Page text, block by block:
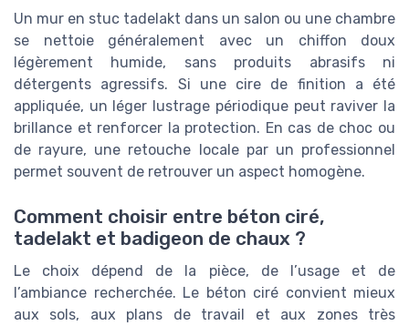
Un mur en stuc tadelakt dans un salon ou une chambre
se nettoie généralement avec un chiffon doux
légèrement humide, sans produits abrasifs ni
détergents agressifs. Si une cire de finition a été
appliquée, un léger lustrage périodique peut raviver la
brillance et renforcer la protection. En cas de choc ou
de rayure, une retouche locale par un professionnel
permet souvent de retrouver un aspect homogène.
Comment choisir entre béton ciré,
tadelakt et badigeon de chaux ?
Le choix dépend de la pièce, de l’usage et de
l’ambiance recherchée. Le béton ciré convient mieux
aux sols, aux plans de travail et aux zones très